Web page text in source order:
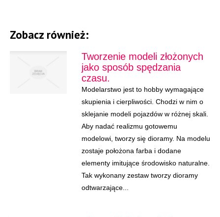
Zobacz również:
Tworzenie modeli złożonych
jako sposób spędzania
czasu.
Modelarstwo jest to hobby wymagające
skupienia i cierpliwości. Chodzi w nim o
sklejanie modeli pojazdów w różnej skali.
Aby nadać realizmu gotowemu
modelowi, tworzy się dioramy. Na modelu
zostaje położona farba i dodane
elementy imitujące środowisko naturalne.
Tak wykonany zestaw tworzy dioramy
odtwarzające...